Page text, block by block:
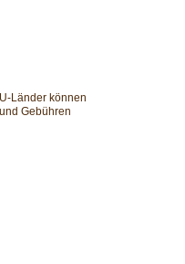
Länder können
Gebühren